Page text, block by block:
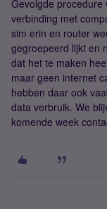
Gevolgde procedure
verbinding met
sim erin en router
gegroepeerd lijkt en
dat het te maken
maar geen internet
hebben daar ook
data verbruik. We
komende week